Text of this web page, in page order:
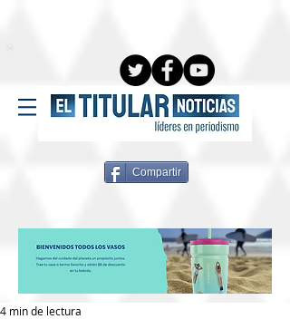
Compartir
4 min de lectura